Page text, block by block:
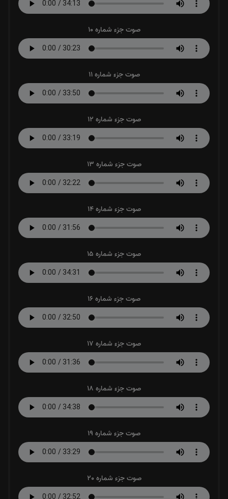
صوت جزء شماره 10
صوت جزء شماره 11
صوت جزء شماره 12
صوت جزء شماره 13
صوت جزء شماره 14
صوت جزء شماره 15
صوت جزء شماره 16
صوت جزء شماره 17
صوت جزء شماره 18
صوت جزء شماره 19
صوت جزء شماره 20